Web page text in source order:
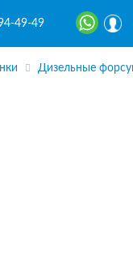
49-49
Дизельные